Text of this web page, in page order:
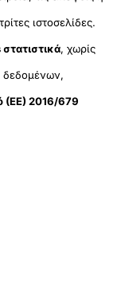
ιστοσελίδες.
, χωρίς
δεδομένων,
(ΕΕ) 2016/679